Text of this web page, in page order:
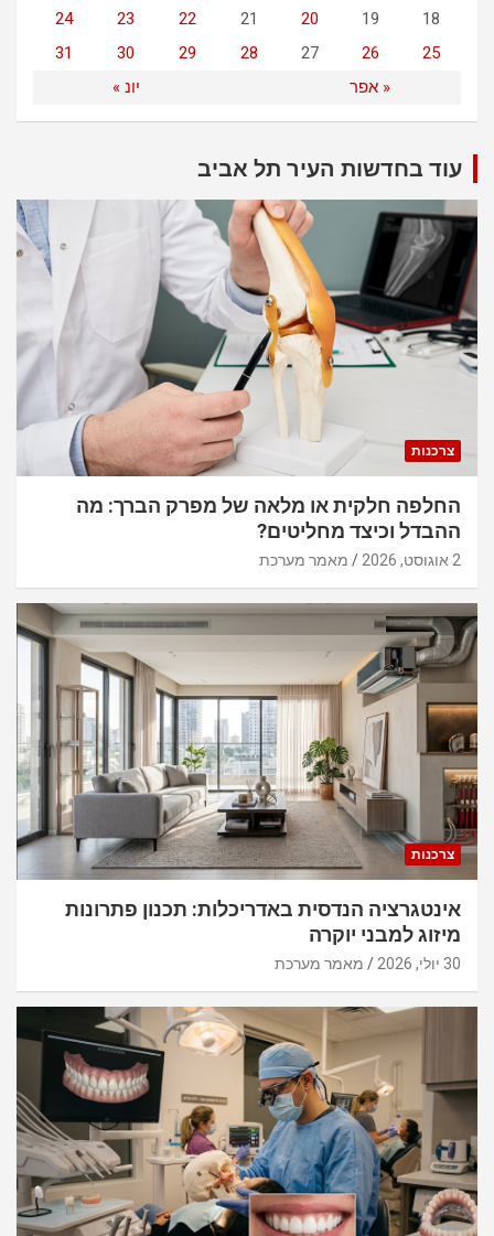
« אפר יונ »
18
19
20
21
22
23
24
25
26
27
28
29
30
31
עוד בחדשות העיר תל אביב
צרכנות
החלפה חלקית או מלאה של מפרק הברך: מה
ההבדל וכיצד מחליטים?
2 אוגוסט, 2026 מאמר מערכת
צרכנות
אינטגרציה הנדסית באדריכלות: תכנון פתרונות
מיזוג למבני יוקרה
30 יולי, 2026 מאמר מערכת